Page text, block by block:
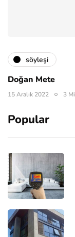
söyleşi
Doğan Mete
15 Aralık 2022 3
Popular